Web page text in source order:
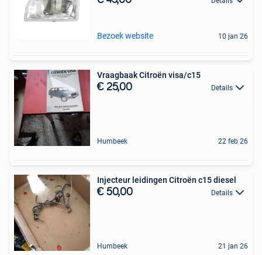
Bezoek website 10 jan 26
Vraagbaak Citroën visa/c15
€ 25,00 Details
Humbeek 22 feb 26
Injecteur leidingen Citroën c15 diesel
€ 50,00 Details
Humbeek 21 jan 26